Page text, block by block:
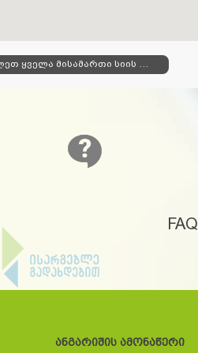
იხილეთ ყველა მისამართი სიის სახით
FAQ
ანგარიშის ამონაწერი